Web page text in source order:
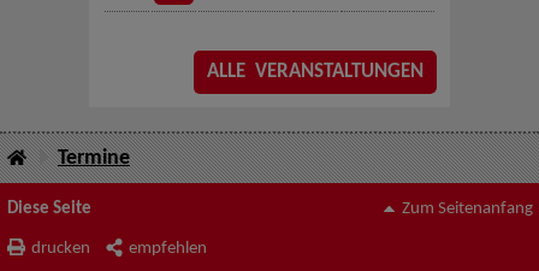
ALLE VERANSTALTUNGEN
Termine
Diese Seite
drucken empfehlen
Zum Seitenanfang